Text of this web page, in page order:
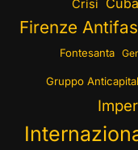
Crisi Cuba
Firenze
Fontesanta
Gruppo